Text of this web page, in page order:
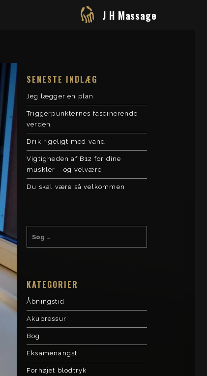
J H Massage
SENESTE INDLÆG
Jeg lægger en plan
Triggerpunkternes fascinerende
verden
Drik rigeligt med vand
Vigtigheden af B12 for dine
muskler – og velvære
Du skal være så velkommen
KATEGORIER
Åbningstid
Akupressur
Bog
Eksamenangst
Forhøjet blodtryk